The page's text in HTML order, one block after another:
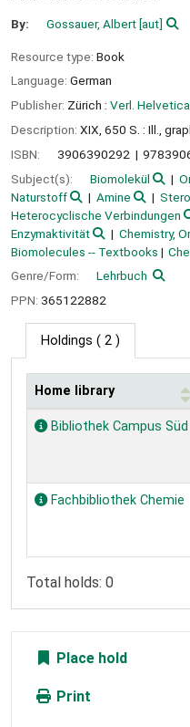
By: Gossauer, Albert[aut]
Resource type: Book
Language: German
Publisher: Zürich : Verl. Helvetica
Description: XIX, 650 S. : Ill.,
ISBN:
3906390292
Subject(s):
Biomolekül
Naturstoff
Amine
Heterocyclische Verbindungen
Enzymaktivität
Chemistry,
Biomolecules -- Textbooks
Genre/Form:
Lehrbuch
PPN: 365122882
Holdings ( 2 )
Holdings
Home library
Bibliothek Campus Süd
Fachbibliothek Chemie
Total holds: 0
Place hold
Print